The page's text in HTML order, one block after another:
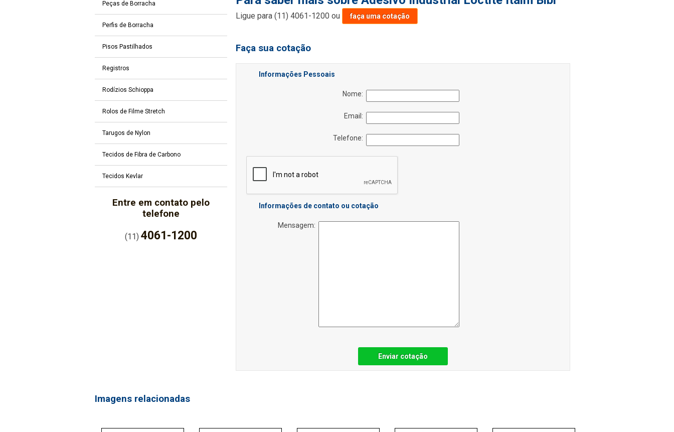
Peças de Borracha
Perfis de Borracha
Pisos Pastilhados
Registros
Rodízios Schioppa
Rolos de Filme Stretch
Tarugos de Nylon
Tecidos de Fibra de Carbono
Tecidos Kevlar
Entre em contato pelo
telefone
(11)4061-1200
Ligue para(11) 4061-1200 ou faça uma cotação
Faça sua cotação
Informações Pessoais
Nome:
Email:
Telefone:
Informações de contato ou cotação
Mensagem:
Enviar cotação
Imagens relacionadas